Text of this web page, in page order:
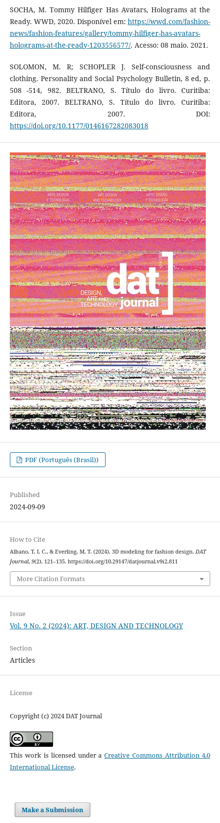
SOCHA, M. Tommy Hilfiger Has Avatars, Holograms at the
Ready. WWD, 2020. Disponível em:https://wwd.com/fashion-
news/fashion-features/gallery/tommy-hilfiger-has-avatars-
holograms-at-the-ready-1203556577/. Acesso: 08 maio. 2021.
SOLOMON, M. R; SCHOPLER J. Self-consciousness and
clothing. Personality and Social Psychology Bulletin, 8 ed, p.
508 -514, 982. BELTRANO, S. Título do livro. Curitiba:
Editora, 2007. BELTRANO, S. Título do livro. Curitiba:
Editora, 2007. DOI:
https://doi.org/10.1177/0146167282083018
PDF (Português (Brasil))
Published
2024-09-09
How to Cite
Albano, T. I. C., & Everling, M. T. (2024). 3D modeling for fashion design. DAT
Journal, 9(2), 121–135. https://doi.org/10.29147/datjournal.v9i2.811
More Citation Formats
Issue
Vol. 9 No. 2 (2024): ART, DESIGN AND TECHNOLOGY
Section
Articles
License
Copyright (c) 2024 DAT Journal
This work is licensed under aCreative Commons Attribution 4.0
International License.
Make a Submission